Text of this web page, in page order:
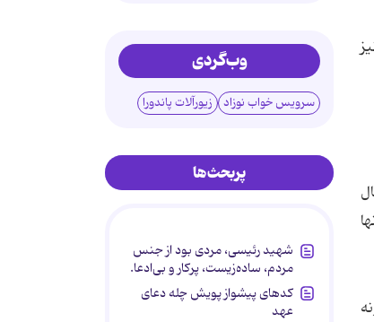
نیز
از نمونه
وب‌گردی
سرویس خواب نوزاد زیورآلات پاندورا
پربحث‌ها
شهید رئیسی، مردی بود از جنس
مردم، ساده‌زیست، پرکار و بی‌ادعا.
کدهای پیشواز پویش چله دعای
عهد